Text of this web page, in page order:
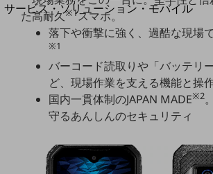
サービス・ソリューション・モバイル
サービス・ソリューションTOP
DXに関する課題を解決する
サービス・ソリューションをご紹介
カテゴリーで探す
カテゴリーで探すTOP
ネットワーク・モバイル
電話・映像コミュニケーション
た高耐久※1スマホ。
落下や衝撃に強く、過酷な現場
※1
バーコード読取りや「バッテリ
ど、現場作業を支える機能と操
国内一貫体制のJAPAN MADE※2
守るあんしんのセキュリティ